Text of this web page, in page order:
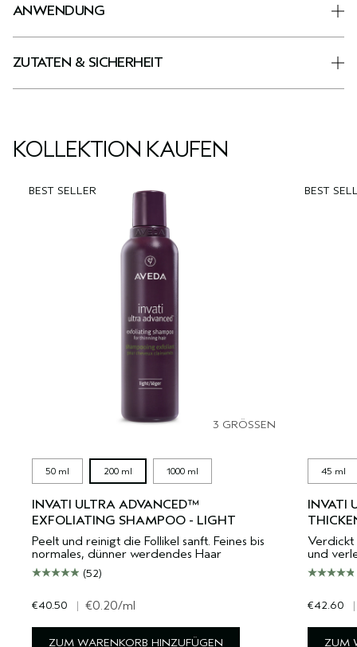
ANWENDUNG
ZUTATEN & SICHERHEIT
KOLLEKTION KAUFEN
BEST SELLER
3 GRÖSSEN
50 ml 200 ml 1000 ml
INVATI ULTRA ADVANCED™
EXFOLIATING SHAMPOO - LIGHT
Peelt und reinigt die Follikel sanft. Feines bis
normales, dünner werdendes Haar
(52)
€40.50 | €0.20/ml
ZUM WARENKORB HINZUFÜGEN
BEST
45 ml
INVATI
Verdickt
und
€42.60 |
ZUM